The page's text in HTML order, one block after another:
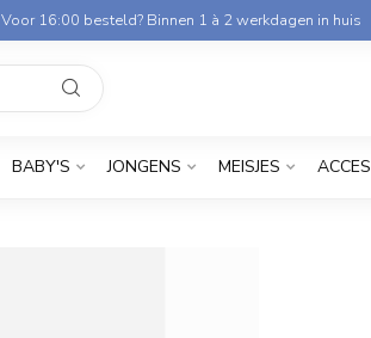
Voor 16:00 besteld? Binnen 1 à 2 werkdagen in huis
BABY'S JONGENS MEISJES